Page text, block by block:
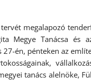
megalapozó
Megye Tanácsa és
27-én, pénteken az
tanács alelnöke,